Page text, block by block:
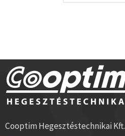
Cooptim Hegesztéstechnikai Kft.